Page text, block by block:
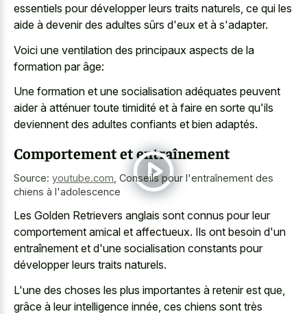
essentiels pour développer leurs traits naturels, ce qui les
aide à devenir des adultes sûrs d'eux et à s'adapter.
Voici une ventilation des principaux aspects de la
formation par âge:
Une formation et une socialisation adéquates peuvent
aider à atténuer toute timidité et à faire en sorte qu'ils
deviennent des adultes confiants et bien adaptés.
Comportement et entraînement
Source: youtube.com Conseils pour l'entraînement des
chiens à l'adolescence
Les Golden Retrievers anglais sont connus pour leur
comportement amical et affectueux. Ils ont besoin d'un
entraînement et d'une socialisation constants pour
développer leurs traits naturels.
L'une des choses les plus importantes à retenir est que,
grâce à leur intelligence innée, ces chiens sont très